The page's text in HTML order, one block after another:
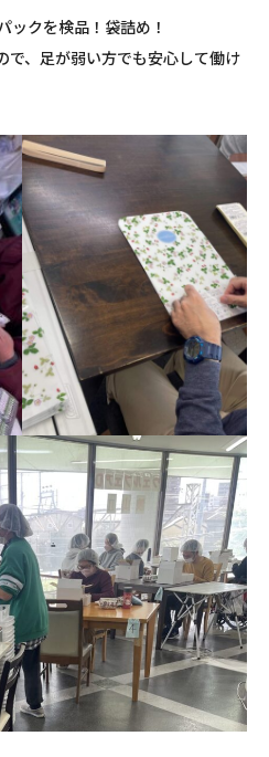
ックを検品！袋詰め！
、足が弱い方でも安心して働け